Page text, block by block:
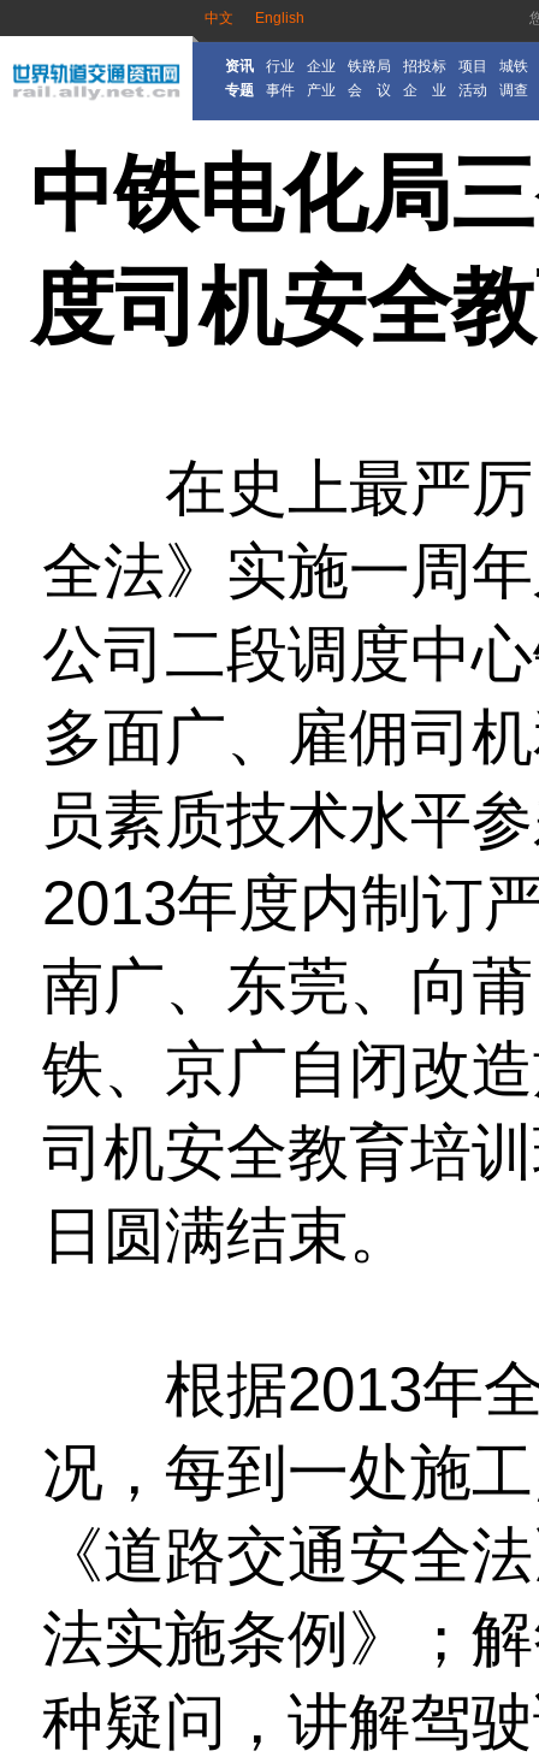
中文 English
资讯 行业 企业 铁路局 招投标 项目
城铁
专题
事件 产业 会 议 企 业 活动 调查
中铁电化局
度司机安全
在史上最严厉
全法》实施一周
公司二段调度中
多面广、雇佣司
员素质技术水平
2013年度内制订
南广、东莞、向
铁、京广自闭改
司机安全教育培
日圆满结束。
根据2013年全
况，每到一处施
《道路交通安全
法实施条例》；
种疑问，讲解驾